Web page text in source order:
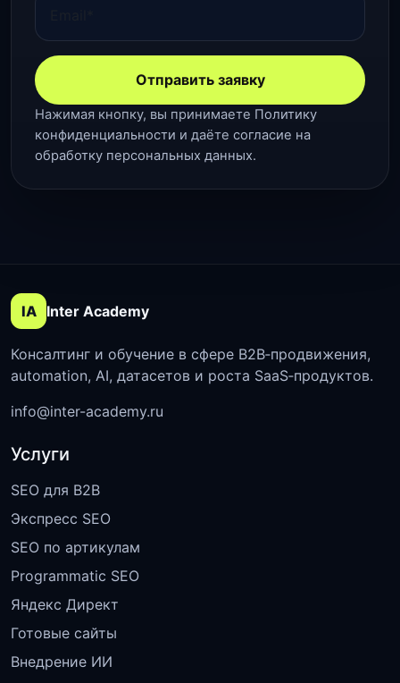
Отправить заявку
Нажимая кнопку, вы принимаете Политику
конфиденциальности и даёте согласие на
обработку персональных данных.
IA Inter Academy
Консалтинг и обучение в сфере B2B‑продвижения,
automation, AI, датасетов и роста SaaS‑продуктов.
info@inter-academy.ru
Услуги
SEO для B2B
Экспресс SEO
SEO по артикулам
Programmatic SEO
Яндекс Директ
Готовые сайты
Внедрение ИИ